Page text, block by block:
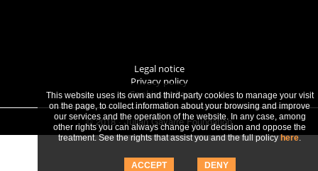
This website uses its own and third-party cookies to manage your visit
on the page, to collect information about your browsing and improve
our services and the operation of the website. In any case, among
other rights you can always change your decision and oppose the
treatment. See the rights that assist you and the full policyhere.
ACCEPT DENY
Legal notice
Privacy policy
Cookies policy
© 2018 · Julián Gayarre Foundation